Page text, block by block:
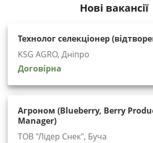
Нові вакансії
Технолог селекціонер
KSG AGRO, Дніпро
Договірна
Агроном (Blueberry, Berry
Manager)
ТОВ "Лідер Снек", Буча